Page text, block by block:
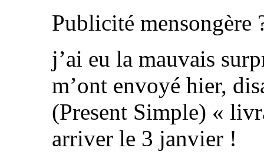
Publicité mensongère
j’ai eu la mauvais
m’ont envoyé hier,
(Present Simple) «
arriver le 3 janvier !